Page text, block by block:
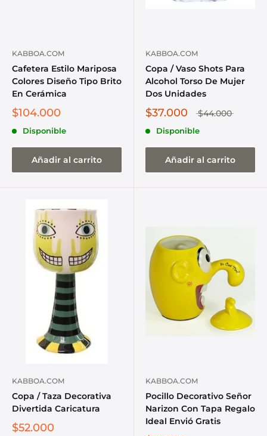
KABBOA.COM
Cafetera Estilo Mariposa
Colores Diseño Tipo Brito
En Cerámica
$104.000
Disponible
Añadir al carrito
KABBOA.COM
Copa / Vaso Shots Para
Alcohol Torso De Mujer
Dos Unidades
$37.000 $44.000
Disponible
Añadir al carrito
KABBOA.COM
Copa / Taza Decorativa
Divertida Caricatura
$52.000
KABBOA.COM
Pocillo Decorativo Señor
Narizon Con Tapa Regalo
Ideal Envió Gratis